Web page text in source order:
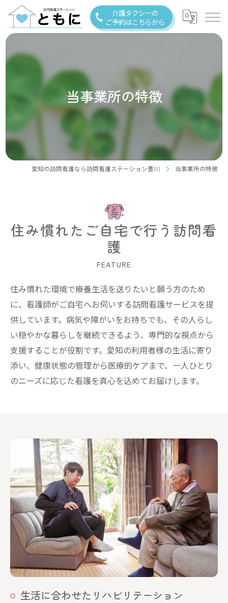
介護タクシーの
ご予約はこちらから
当事業所の特徴
愛知の訪問看護なら訪問看護ステーション豊川 当事業所の特徴
住み慣れたご自宅で行う訪問看
護
FEATURE
住み慣れた環境で療養生活を送りたいと願う方のため
に、看護師がご自宅へお伺いする訪問看護サービスを提
供しています。病気や障がいをお持ちでも、その人らし
い穏やかな暮らしを継続できるよう、専門的な視点から
支援することが役割です。愛知の利用者様の生活に寄り
添い、健康状態の管理から医療的ケアまで、一人ひとり
のニーズに応じた看護を真心を込めてお届けします。
生活に合わせたリハビリテーション